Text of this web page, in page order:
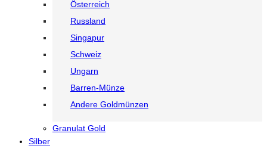
Österreich
Russland
Singapur
Schweiz
Ungarn
Barren-Münze
Andere Goldmünzen
Granulat Gold
Silber